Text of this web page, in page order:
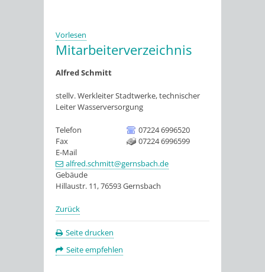
Vorlesen
Mitarbeiterverzeichnis
AlfredSchmitt
stellv. Werkleiter Stadtwerke, technischer
Leiter Wasserversorgung
Telefon
07224 6996520
Fax
07224 6996599
E-Mail
alfred.schmitt@gernsbach.de
Gebäude
Hillaustr. 11, 76593 Gernsbach
Zurück
Seite drucken
Seite empfehlen